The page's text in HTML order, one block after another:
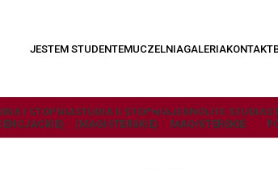
JESTEM STUDENTEMUCZELNIAGALERIAKONTAKT
I STOPNIASTUDIA II STOPNIA
(MAGISTERSKIE)
JEDNOLITE STUDIA
MAGISTERSKIE